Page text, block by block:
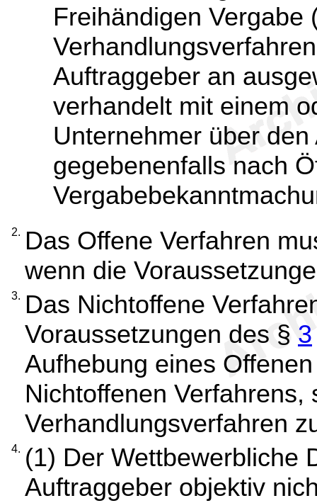
Freihändigen Vergabe
Auftraggeber an
verhandelt mit einem
Unternehmer über
gegebenenfalls nach
2. Das Offene Verfahren
wenn die
3. Das Nichtoffene
Voraussetzungen des § 3
Aufhebung eines
Nichtoffenen Verfahrens,
Verhandlungsverfahren
4. (1) Der Wettbewerbliche
Auftraggeber objektiv